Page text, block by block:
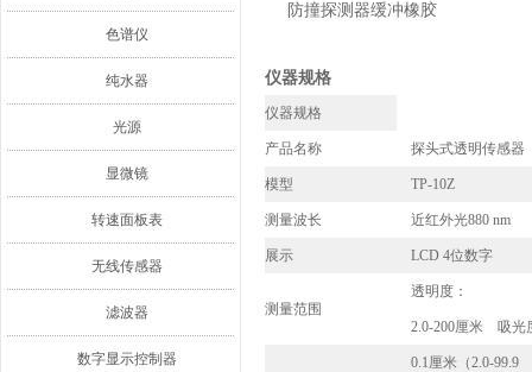
色谱仪
纯水器
光源
显微镜
转速面板表
无线传感器
滤波器
数字显示控制器
防撞探测器缓冲橡胶
仪器规格
仪器规格
产品名称 探头式透明传感器
模型 TP-10Z
测量波长 近红外光880 nm
展示 LCD 4位数字
测量范围
透明度：
2.0-200厘米 吸光
0.1厘米（2.0-99.9